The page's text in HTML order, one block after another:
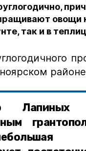
овощи
так и в
Лапиных